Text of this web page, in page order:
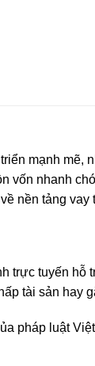
mạnh mẽ,
vốn nhanh
nền tảng
trực tuyến hỗ
tài sản hay
pháp luật